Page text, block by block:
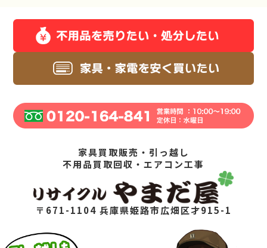
家具買取販売・引っ越し
不用品買取回収・エアコン工事
〒671-1104 兵庫県姫路市広畑区才915-1